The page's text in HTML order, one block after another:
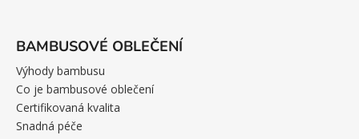
BAMBUSOVÉ OBLEČENÍ
Výhody bambusu
Co je bambusové oblečení
Certifikovaná kvalita
Snadná péče